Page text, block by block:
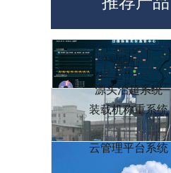
装载机称重系统
源头治超系统
云管理平台系统